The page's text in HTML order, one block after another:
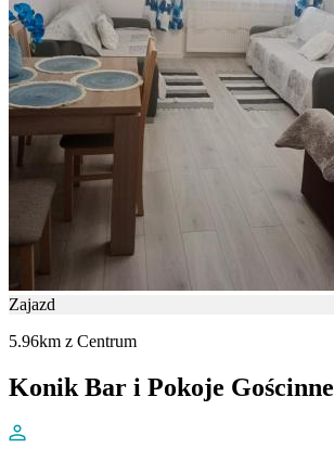
Zajazd
5.96km z Centrum
Konik Bar i Pokoje Gościnne